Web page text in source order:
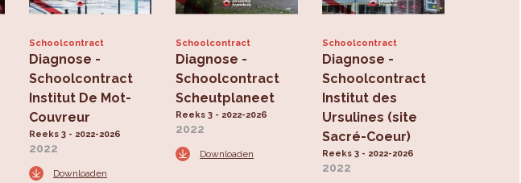
Schoolcontract
Diagnose -
Schoolcontract
Institut De Mot-
Couvreur
Reeks 3 - 2022-2026
2022
Downloaden
Schoolcontract
Diagnose -
Schoolcontract
Scheutplaneet
Reeks 3 - 2022-2026
2022
Downloaden
Schoolcontract
Diagnose -
Schoolcontract
Institut des
Ursulines (site
Sacré-Coeur)
Reeks 3 - 2022-2026
2022